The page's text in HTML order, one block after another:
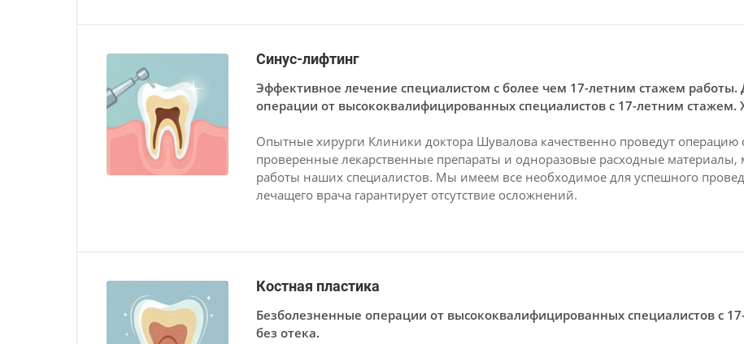
Синус-лифтинг
Эффективное лечение специалистом с более чем 17-летним стажем
операции от высококвалифицированных специалистов с 17-летним стажем.
Опытные хирурги Клиники доктора Шувалова качественно проведут операцию
проверенные лекарственные препараты и одноразовые расходные
работы наших специалистов. Мы имеем все необходимое для успешного
лечащего врача гарантирует отсутствие осложнений.
Костная пластика
Безболезненные операции от высококвалифицированных специалистов с
без отека.